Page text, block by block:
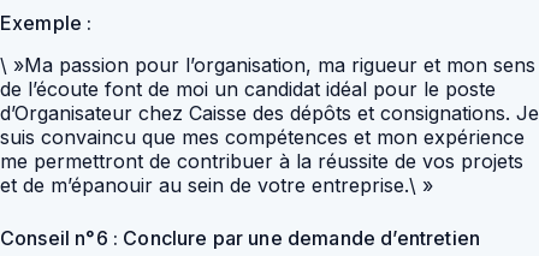
Exemple :
\ »Ma passion pour l’organisation, ma rigueur et mon sens
de l’écoute font de moi un candidat idéal pour le poste
d’Organisateur chez Caisse des dépôts et consignations. Je
suis convaincu que mes compétences et mon expérience
me permettront de contribuer à la réussite de vos projets
et de m’épanouir au sein de votre entreprise.\ »
Conseil n°6 : Conclure par une demande d’entretien